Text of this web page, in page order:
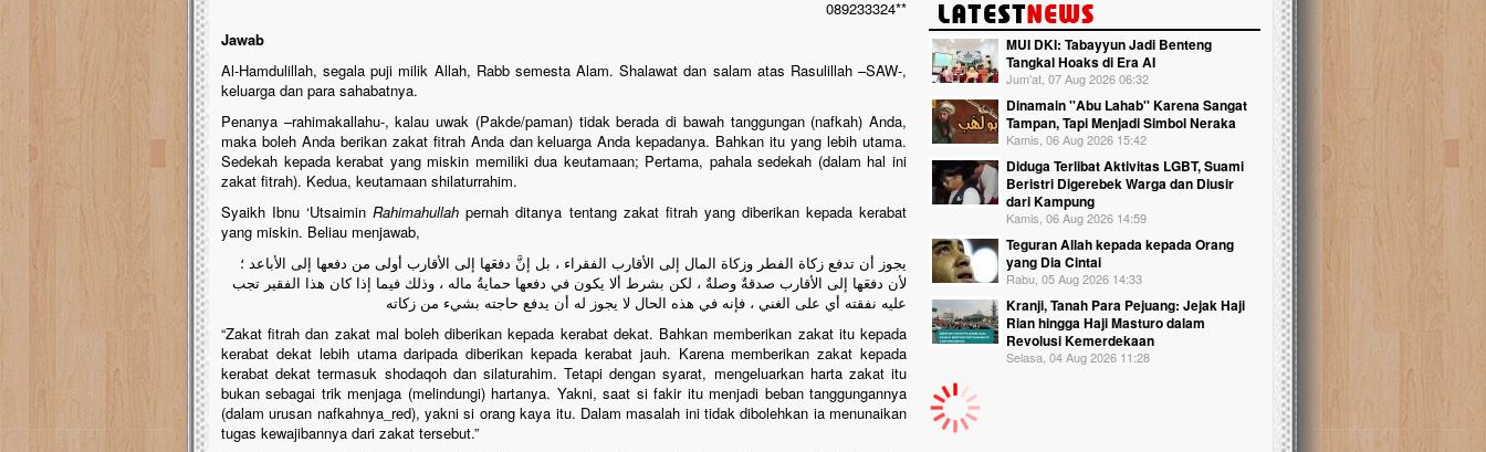
089233324**
Jawab
Al-Hamdulillah, segala puji milik Allah, Rabb semesta Alam. Shalawat dan salam atas Rasulillah –SAW-,
keluarga dan para sahabatnya.
Penanya –rahimakallahu-, kalau uwak (Pakde/paman) tidak berada di bawah tanggungan (nafkah) Anda,
maka boleh Anda berikan zakat fitrah Anda dan keluarga Anda kepadanya. Bahkan itu yang lebih utama.
Sedekah kepada kerabat yang miskin memiliki dua keutamaan; Pertama, pahala sedekah (dalam hal ini
zakat fitrah). Kedua, keutamaan shilaturrahim.
Syaikh Ibnu ‘UtsaiminRahimahullah pernah ditanya tentang zakat fitrah yang diberikan kepada kerabat
yang miskin. Beliau menjawab,
يجوز أن تدفع زكاة الفطر وزكاة المال إلى الأقارب الفقراء ، بل إنَّ دفعَها إلى الأقارب أولى من دفعها إلى الأباعد ؛
لأن دفعَها إلى الأقارب صدقةٌ وصلةٌ ، لكن بشرط ألا يكون في دفعها حمايةُ ماله ، وذلك فيما إذا كان هذا الفقير تجب
عليه نفقته أي على الغني ، فإنه في هذه الحال لا يجوز له أن يدفع حاجته بشيء من زكاته
“Zakat fitrah dan zakat mal boleh diberikan kepada kerabat dekat. Bahkan memberikan zakat itu kepada
kerabat dekat lebih utama daripada diberikan kepada kerabat jauh. Karena memberikan zakat kepada
kerabat dekat termasuk shodaqoh dan silaturahim. Tetapi dengan syarat, mengeluarkan harta zakat itu
bukan sebagai trik menjaga (melindungi) hartanya. Yakni, saat si fakir itu menjadi beban tanggungannya
(dalam urusan nafkahnya_red), yakni si orang kaya itu. Dalam masalah ini tidak dibolehkan ia menunaikan
tugas kewajibannya dari zakat tersebut.”
MUI DKI: Tabayyun Jadi Benteng
Tangkal Hoaks di Era AI
Jum'at, 07 Aug 2026 06:32
Dinamain ''Abu Lahab'' Karena Sangat
Tampan, Tapi Menjadi Simbol Neraka
Kamis, 06 Aug 2026 15:42
Diduga Terlibat Aktivitas LGBT, Suami
Beristri Digerebek Warga dan Diusir
dari Kampung
Kamis, 06 Aug 2026 14:59
Teguran Allah kepada kepada Orang
yang Dia Cintai
Rabu, 05 Aug 2026 14:33
Kranji, Tanah Para Pejuang: Jejak Haji
Rian hingga Haji Masturo dalam
Revolusi Kemerdekaan
Selasa, 04 Aug 2026 11:28